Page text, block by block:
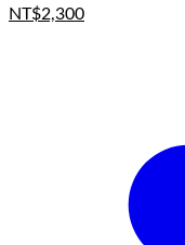
NT$2,300